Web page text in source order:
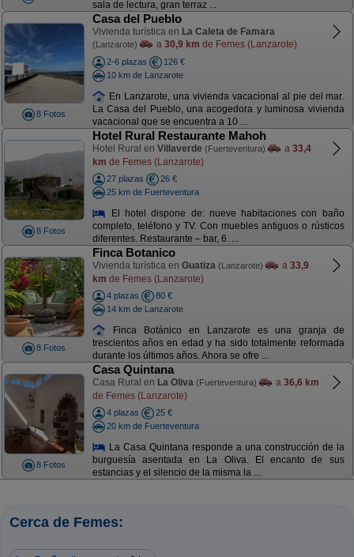
sala de lectura, gran terraz ...
8 Fotos
Casa del Pueblo
Vivienda turística en La Caleta de Famara
(Lanzarote) a 30,9 km de Femes (Lanzarote)
2-6 plazas
126 €
10 km de Lanzarote
En Lanzarote, una vivienda vacacional al pie del mar.
La Casa del Pueblo, una acogedora y luminosa vivienda
vacacional que se encuentra a 10 ...
8 Fotos
Hotel Rural Restaurante Mahoh
Hotel Rural en Villaverde (Fuerteventura) a 33,4
km de Femes (Lanzarote)
27 plazas
26 €
25 km de Fuerteventura
El hotel dispone de: nueve habitaciones con baño
completo, teléfono y TV. Con muebles antiguos o rústicos
diferentes. Restaurante – bar, 6. ...
8 Fotos
Finca Botanico
Vivienda turística en Guatiza (Lanzarote) a 33,9
km de Femes (Lanzarote)
4 plazas
80 €
14 km de Lanzarote
Finca Botánico en Lanzarote es una granja de
trescientos años en edad y ha sido totalmente reformada
durante los últimos años. Ahora se ofre ...
8 Fotos
Casa Quintana
Casa Rural en La Oliva (Fuerteventura) a 36,6 km
de Femes (Lanzarote)
4 plazas
25 €
20 km de Fuerteventura
La Casa Quintana responde a una construcción de la
burguesía asentada en La Oliva. El encanto de sus
estancias y el silencio de la misma la ...
Cerca de Femes: